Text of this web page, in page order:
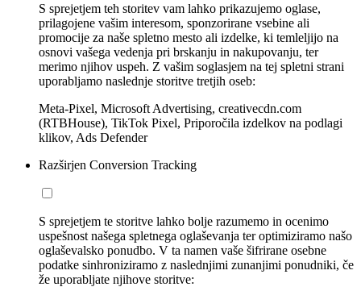
S sprejetjem teh storitev vam lahko prikazujemo oglase,
prilagojene vašim interesom, sponzorirane vsebine ali
promocije za naše spletno mesto ali izdelke, ki temleljijo na
osnovi vašega vedenja pri brskanju in nakupovanju, ter
merimo njihov uspeh. Z vašim soglasjem na tej spletni strani
uporabljamo naslednje storitve tretjih oseb:
Meta-Pixel, Microsoft Advertising, creativecdn.com
(RTBHouse), TikTok Pixel, Priporočila izdelkov na podlagi
klikov, Ads Defender
Razširjen Conversion Tracking
S sprejetjem te storitve lahko bolje razumemo in ocenimo
uspešnost našega spletnega oglaševanja ter optimiziramo našo
oglaševalsko ponudbo. V ta namen vaše šifrirane osebne
podatke sinhroniziramo z naslednjimi zunanjimi ponudniki, če
že uporabljate njihove storitve: